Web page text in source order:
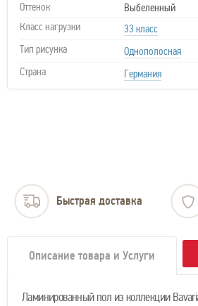
Оттенок
Выбеленный
Класс нагрузки
33 класс
Тип рисунка
Однополосная
Страна
Германия
Быстрая доставка
Описание товара и Услуги
Ламинированный пол из коллекции